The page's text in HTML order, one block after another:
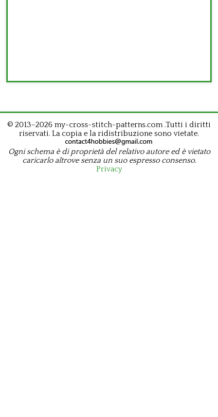
© 2013–2026 my-cross-stitch-patterns.com .Tutti i diritti
riservati. La copia e la ridistribuzione sono vietate.
Ogni schema è di proprietà del relativo autore ed è vietato
caricarlo altrove senza un suo espresso consenso.
Privacy